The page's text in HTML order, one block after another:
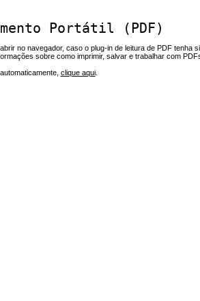
Portátil (PDF)
no navegador, caso o plug-in de leitura de PDF tenha
sobre como imprimir, salvar e trabalhar com
clique aqui.